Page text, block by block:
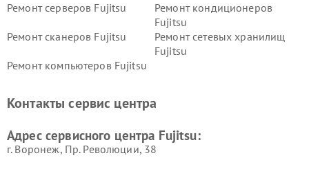
Ремонт серверов Fujitsu
Ремонт кондиционеров
Fujitsu
Ремонт сканеров Fujitsu
Ремонт сетевых хранилищ
Fujitsu
Ремонт компьютеров Fujitsu
Контакты сервис центра
Адрес сервисного центра Fujitsu:
г. Воронеж, Пр. Революции, 38